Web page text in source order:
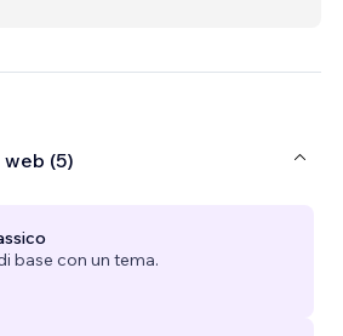
(5)
base con un tema.